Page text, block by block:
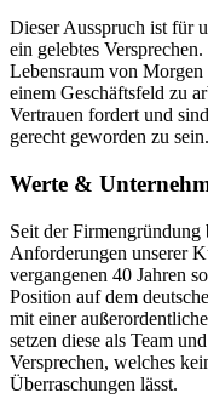
Dieser Ausspruch ist für
ein gelebtes
Lebensraum von Morgen
einem Geschäftsfeld zu
Vertrauen fordert und
gerecht geworden zu sein.
Werte &
Seit der
Anforderungen unserer
vergangenen 40 Jahren
Position auf dem
mit einer
setzen diese als Team
Versprechen, welches
Überraschungen lässt.